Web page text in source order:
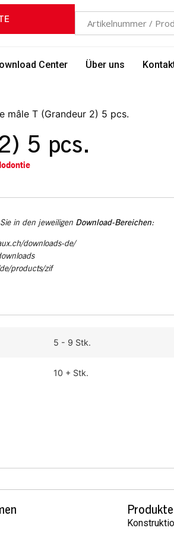
Center Über uns
mâle T (Grandeur 2) 5 pcs.
5 pcs.
in den jeweiligen Download-Bereichen:
downloads-de/
products/zif
5 - 9
10 +
Produkte